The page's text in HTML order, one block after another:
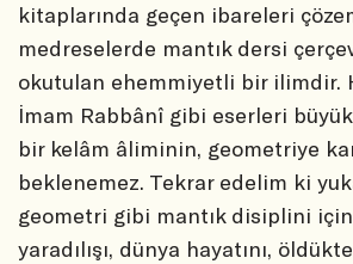
kitaplarında geçen ibareleri
medreselerde mantık dersi
okutulan ehemmiyetli bir ilimdir.
İmam Rabbânî gibi eserleri
bir kelâm âliminin, geometriye
beklenemez. Tekrar edelim ki
geometri gibi mantık disiplini
yaradılışı, dünya hayatını,